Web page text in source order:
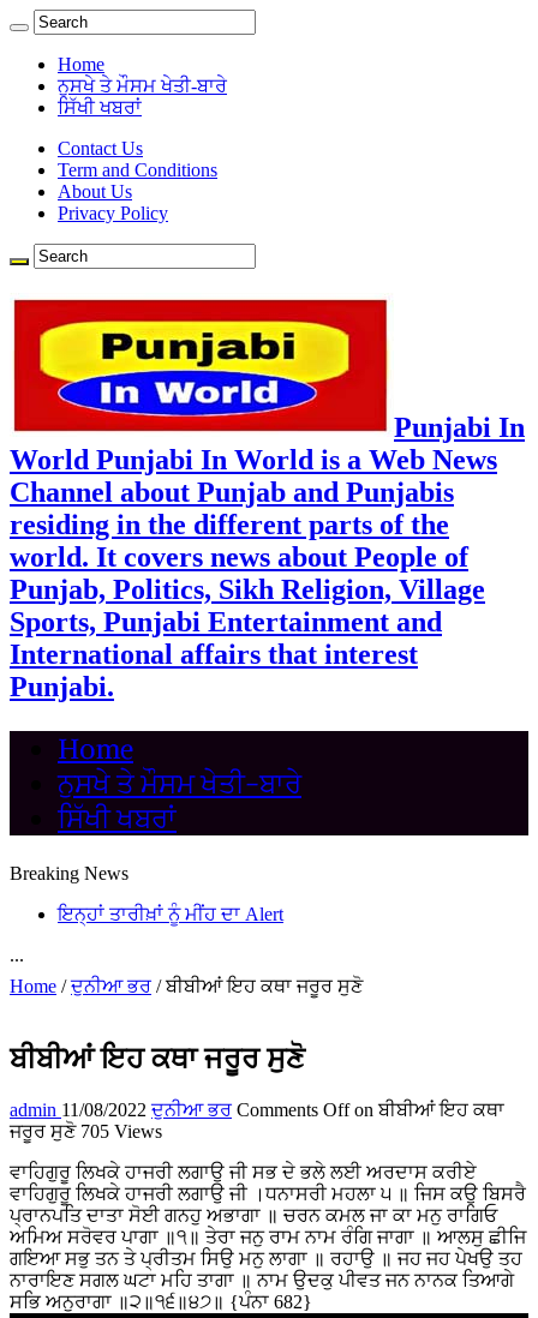
Home
ਨੁਸਖੇ ਤੇ ਮੌਸਮ ਖੇਤੀ-ਬਾਰੇ
ਸਿੱਖੀ ਖਬਰਾਂ
Contact Us
Term and Conditions
About Us
Privacy Policy
Punjabi In
World Punjabi In World is a Web News
Channel about Punjab and Punjabis
residing in the different parts of the
world. It covers news about People of
Punjab, Politics, Sikh Religion, Village
Sports, Punjabi Entertainment and
International affairs that interest
Punjabi.
Home
ਨੁਸਖੇ ਤੇ ਮੌਸਮ ਖੇਤੀ-ਬਾਰੇ
ਸਿੱਖੀ ਖਬਰਾਂ
Breaking News
ਇਨ੍ਹਾਂ ਤਾਰੀਖ਼ਾਂ ਨੂੰ ਮੀਂਹ ਦਾ Alert
...
Home / ਦੁਨੀਆ ਭਰ / ਬੀਬੀਆਂ ਇਹ ਕਥਾ ਜਰੂਰ ਸੁਣੋ
ਬੀਬੀਆਂ ਇਹ ਕਥਾ ਜਰੂਰ ਸੁਣੋ
admin 11/08/2022 ਦੁਨੀਆ ਭਰ Comments Offon ਬੀਬੀਆਂ ਇਹ ਕਥਾ
ਜਰੂਰ ਸੁਣੋ 705 Views
ਵਾਹਿਗੁਰੂ ਲਿਖਕੇ ਹਾਜਰੀ ਲਗਾਉ ਜੀ ਸਭ ਦੇ ਭਲੇ ਲਈ ਅਰਦਾਸ ਕਰੀਏ
ਵਾਹਿਗੁਰੂ ਲਿਖਕੇ ਹਾਜਰੀ ਲਗਾਉ ਜੀ ।ਧਨਾਸਰੀ ਮਹਲਾ ੫ ॥ ਜਿਸ ਕਉ ਬਿਸਰੈ
ਪ੍ਰਾਨਪਤਿ ਦਾਤਾ ਸੋਈ ਗਨਹੁ ਅਭਾਗਾ ॥ ਚਰਨ ਕਮਲ ਜਾ ਕਾ ਮਨੁ ਰਾਗਿਓ
ਅਮਿਅ ਸਰੋਵਰ ਪਾਗਾ ॥੧॥ ਤੇਰਾ ਜਨੁ ਰਾਮ ਨਾਮ ਰੰਗਿ ਜਾਗਾ ॥ ਆਲਸੁ ਛੀਜਿ
ਗਇਆ ਸਭੁ ਤਨ ਤੇ ਪ੍ਰੀਤਮ ਸਿਉ ਮਨੁ ਲਾਗਾ ॥ ਰਹਾਉ ॥ ਜਹ ਜਹ ਪੇਖਉ ਤਹ
ਨਾਰਾਇਣ ਸਗਲ ਘਟਾ ਮਹਿ ਤਾਗਾ ॥ ਨਾਮ ਉਦਕੁ ਪੀਵਤ ਜਨ ਨਾਨਕ ਤਿਆਗੇ
ਸਭਿ ਅਨੁਰਾਗਾ ॥੨॥੧੬॥੪੭॥ {ਪੰਨਾ 682}